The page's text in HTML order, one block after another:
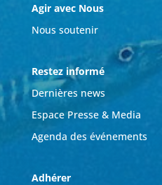
Agir avec Nous
Nous soutenir
Restez informé
Dernières news
Espace Presse & Media
Agenda des événements
Adhérer